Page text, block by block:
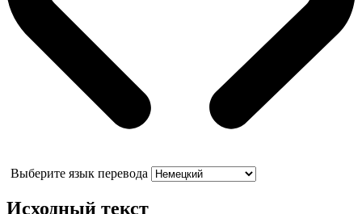
Выберите язык перевода
Исходный текст